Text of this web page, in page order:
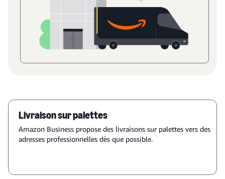
Livraison sur palettes
Amazon Business propose des livraisons sur palettes vers des
adresses professionnelles dès que possible.